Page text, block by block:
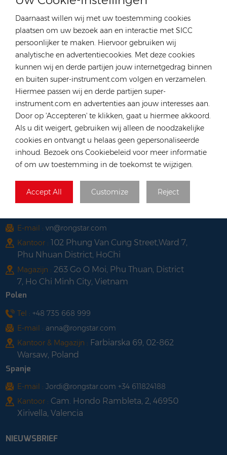
Daarnaast willen wij met uw toestemming cookies
plaatsen om uw bezoek aan en interactie met SICC
persoonlijker te maken. Hiervoor gebruiken wij
analytische en advertentiecookies. Met deze cookies
kunnen wij en derde partijen jouw internetgedrag binnen
en buiten super-instrument.com volgen en verzamelen.
Hiermee passen wij en derde partijen super-
instrument.com en advertenties aan jouw interesses aan.
Door op 'Accepteren' te klikken, gaat u hiermee akkoord.
Als u dit weigert, gebruiken wij alleen de noodzakelijke
cookies en ontvangt u helaas geen gepersonaliseerde
inhoud. Bezoek ons Cookiebeleid voor meer informatie
of om uw toestemming in de toekomst te wijzigen.
Accept All Customize Reject
veiligheidsbeschermingsfuncties. Het
laagspanningsenergieopslagsysteem is veiliger en
kosteneffectiever, waardoor het de optimale productkeuze is
voor huishoudelijke toepassingsscenario's.Voor meer
informatie over de producten van Deye klikt u op de link
https://www.rongstar.com/deye_p1Als u productbehoeften
heeft, neem dan contact met ons op. De lokale magazijnen
en technologie van Rongstar in Duitsland, Polen en Spanje
zijn toegewijd om u van dienst te zijn
NEEM CONTACT OP MET ONZE DESKUNDIGE
Duitsland
Tel :+49 176 55258880
E-mail :anna@rongstar.com
Kantoor & Magazijn : Industriestraße 40, 52457
Aldenhoven, Deutschland
Hongkong
Tel :+852 54222219
E-mail :hk@rongstar.com
Kantoor & Magazijn :39 Kung-Um Road, Yuen
Long, Hong Kong
Vietnam
E-mail : vn@rongstar.com
Kantoor : 102 Phung Van Cung Street,Ward 7,
Phu Nhuan District, HoChi
Magazijn : 263 Go O Moi, Phu Thuan, District
7, Ho Chi Minh City, Vietnam
Polen
Tel : +48 735 668 999
E-mail : anna@rongstar.com
Kantoor & Magazijn : Farbiarska 69, 02-862
Warsaw, Poland
Spanje
E-mail : Jordi@rongstar.com +34 611824188
Kantoor : Cam. Hondo Rambleta, 2, 46950
Xirivella, Valencia
NIEUWSBRIEF